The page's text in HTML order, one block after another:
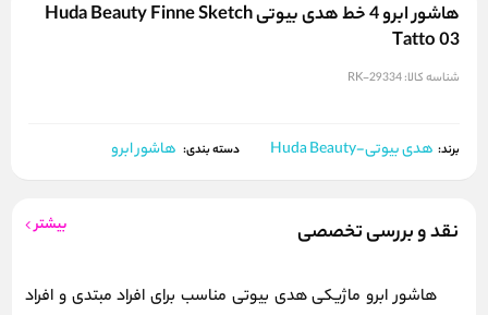
هاشور ابرو 4 خط هدی بیوتی Huda Beauty Finne Sketch
Tatto 03
شناسه کالا:RK-29334
برند: هدی بیوتی-Huda Beauty دسته بندی: هاشور ابرو
نقد و بررسی تخصصی بیشتر
هاشور ابرو ماژیکی هدی بیوتی مناسب برای افراد مبتدی و افراد